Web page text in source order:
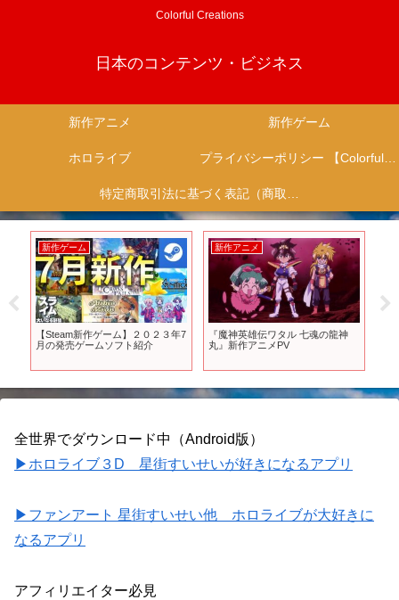
Colorful Creations
日本のコンテンツ・ビジネス
新作アニメ 新作ゲーム
ホロライブ プライバシーポリシー 【Colorful Creation】
特定商取引法に基づく表記（商取引に関する開示）
新作ゲーム
【Steam新作ゲーム】２０２３年7
月の発売ゲームソフト紹介
新作アニメ
『魔神英雄伝ワタル 七魂の龍神
丸』新作アニメPV
全世界でダウンロード中（Android版）
▶ホロライブ３D 星街すいせいが好きになるアプリ
▶ファンアート 星街すいせい他 ホロライブが大好きに
なるアプリ
アフィリエイター必見